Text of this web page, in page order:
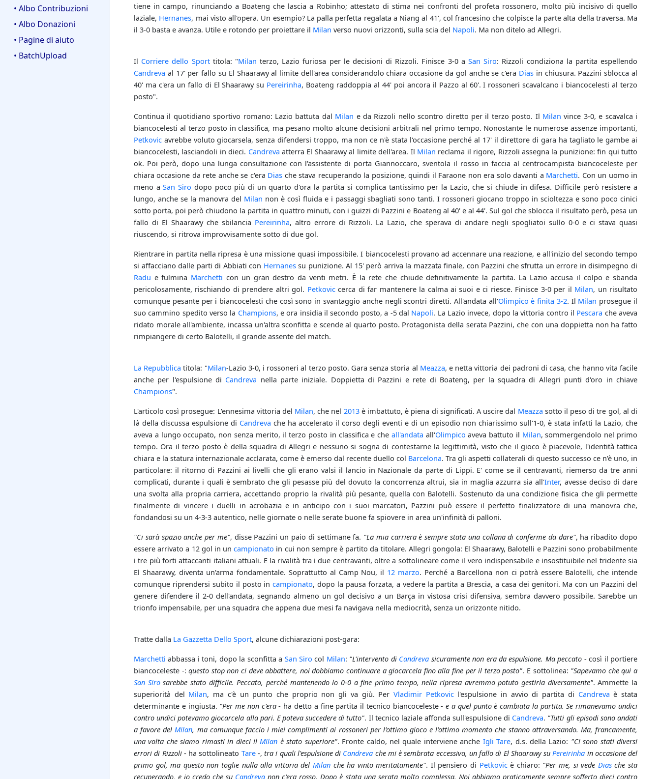
• Albo Contribuzioni
• Albo Donazioni
• Pagine di aiuto
• BatchUpload
tiene in campo, rinunciando a Boateng che lascia a Robinho; attestato di stima nei confronti del profeta rossonero, molto più incisivo di quello
laziale, Hernanes, mai visto all'opera. Un esempio? La palla perfetta regalata a Niang al 41', col francesino che colpisce la parte alta della traversa. Ma
il 3-0 basta e avanza. Utile e rotondo per proiettare il Milan verso nuovi orizzonti, sulla scia del Napoli. Ma non ditelo ad Allegri.
Il Corriere dello Sporttitola: "Milan terzo, Lazio furiosa per le decisioni di Rizzoli. Finisce 3-0 a San Siro: Rizzoli condiziona la partita espellendo
Candreva al 17' per fallo su El Shaarawy al limite dell'area considerandolo chiara occasione da gol anche se c'era Dias in chiusura. Pazzini sblocca al
40' ma c'era un fallo di El Shaarawy su Pereirinha, Boateng raddoppia al 44' poi ancora il Pazzo al 60'. I rossoneri scavalcano i biancocelesti al terzo
posto".
Continua il quotidiano sportivo romano: Lazio battuta dal Milan e da Rizzoli nello scontro diretto per il terzo posto. Il Milan vince 3-0, e scavalca i
biancocelesti al terzo posto in classifica, ma pesano molto alcune decisioni arbitrali nel primo tempo. Nonostante le numerose assenze importanti,
Petkovic avrebbe voluto giocarsela, senza difendersi troppo, ma non ce n'è stata l'occasione perché al 17' il direttore di gara ha tagliato le gambe ai
biancocelesti, lasciandoli in dieci. Candreva atterra El Shaarawy al limite dell'area. Il Milan reclama il rigore, Rizzoli assegna la punizione: fin qui tutto
ok. Poi però, dopo una lunga consultazione con l'assistente di porta Giannoccaro, sventola il rosso in faccia al centrocampista biancoceleste per
chiara occasione da rete anche se c'era Dias che stava recuperando la posizione, quindi il Faraone non era solo davanti a Marchetti. Con un uomo in
meno aSan Siro dopo poco più di un quarto d'ora la partita si complica tantissimo per la Lazio, che si chiude in difesa. Difficile però resistere a
lungo, anche se la manovra del Milan non è così fluida e i passaggi sbagliati sono tanti. I rossoneri giocano troppo in scioltezza e sono poco cinici
sotto porta, poi però chiudono la partita in quattro minuti, con i guizzi di Pazzini e Boateng al 40' e al 44'. Sul gol che sblocca il risultato però, pesa un
fallo di El Shaarawy che sbilancia Pereirinha, altro errore di Rizzoli. La Lazio, che sperava di andare negli spogliatoi sullo 0-0 e ci stava quasi
riuscendo, si ritrova improvvisamente sotto di due gol.
Rientrare in partita nella ripresa è una missione quasi impossibile. I biancocelesti provano ad accennare una reazione, e all'inizio del secondo tempo
si affacciano dalle parti di Abbiati con Hernanessu punizione. Al 15' però arriva la mazzata finale, con Pazzini che sfrutta un errore in disimpegno di
Radu e fulmina Marchetti con un gran destro da venti metri. È la rete che chiude definitivamente la partita. La Lazio accusa il colpo e sbanda
pericolosamente, rischiando di prendere altri gol. Petkoviccerca di far mantenere la calma ai suoi e ci riesce. Finisce 3-0 per il Milan, un risultato
comunque pesante per i biancocelesti che così sono in svantaggio anche negli scontri diretti. All'andata all'Olimpico è finita 3-2. Il Milan prosegue il
suo cammino spedito verso la Champions, e ora insidia il secondo posto, a -5 dal Napoli. La Lazio invece, dopo la vittoria contro il Pescara che aveva
ridato morale all'ambiente, incassa un'altra sconfitta e scende al quarto posto. Protagonista della serata Pazzini, che con una doppietta non ha fatto
rimpiangere di certo Balotelli, il grande assente del match.
La Repubblica titola: "Milan-Lazio 3-0, i rossoneri al terzo posto. Gara senza storia al Meazza, e netta vittoria dei padroni di casa, che hanno vita facile
anche per l'espulsione di Candreva nella parte iniziale. Doppietta di Pazzini e rete di Boateng, per la squadra di Allegri punti d'oro in chiave
Champions".
L'articolo così prosegue: L'ennesima vittoria del Milan, che nel 2013è imbattuto, è piena di significati. A uscire dal Meazza sotto il peso di tre gol, al di
là della discussa espulsione di Candreva che ha accelerato il corso degli eventi e di un episodio non chiarissimo sull'1-0, è stata infatti la Lazio, che
aveva a lungo occupato, non senza merito, il terzo posto in classifica e che all'andata all'Olimpico aveva battuto il Milan, sommergendolo nel primo
tempo. Ora il terzo posto è della squadra di Allegri e nessuno si sogna di contestarne la legittimità, visto che il gioco è piacevole, l'identità tattica
chiara e la statura internazionale acclarata, come è emerso dal recente duello col Barcelona. Tra gli aspetti collaterali di questo successo ce n'è uno, in
particolare: il ritorno di Pazzini ai livelli che gli erano valsi il lancio in Nazionale da parte di Lippi. E' come se il centravanti, riemerso da tre anni
complicati, durante i quali è sembrato che gli pesasse più del dovuto la concorrenza altrui, sia in maglia azzurra sia all'Inter, avesse deciso di dare
una svolta alla propria carriera, accettando proprio la rivalità più pesante, quella con Balotelli. Sostenuto da una condizione fisica che gli permette
finalmente di vincere i duelli in acrobazia e in anticipo con i suoi marcatori, Pazzini può essere il perfetto finalizzatore di una manovra che,
fondandosi su un 4-3-3 autentico, nelle giornate o nelle serate buone fa spiovere in area un'infinità di palloni.
"Ci sarà spazio anche per me", disse Pazzini un paio di settimane fa. "La mia carriera è sempre stata una collana di conferme da dare", ha ribadito dopo
essere arrivato a 12 gol in uncampionato in cui non sempre è partito da titolare. Allegri gongola: El Shaarawy, Balotelli e Pazzini sono probabilmente
i tre più forti attaccanti italiani attuali. E la rivalità tra i due centravanti, oltre a sottolineare come il vero indispensabile e insostituibile nel tridente sia
El Shaarawy, diventa un'arma fondamentale. Soprattutto al Camp Nou, il 12 marzo. Perché a Barcellona non ci potrà essere Balotelli, che intende
comunque riprendersi subito il posto incampionato, dopo la pausa forzata, a vedere la partita a Brescia, a casa dei genitori. Ma con un Pazzini del
genere difendere il 2-0 dell'andata, segnando almeno un gol decisivo a un Barça in vistosa crisi difensiva, sembra davvero possibile. Sarebbe un
trionfo impensabile, per una squadra che appena due mesi fa navigava nella mediocrità, senza un orizzonte nitido.
Tratte dalla La Gazzetta Dello Sport, alcune dichiarazioni post-gara:
Marchetti abbassa i toni, dopo la sconfitta a San Siro col Milan: "L'intervento di Candreva sicuramente non era da espulsione. Ma peccato - così il portiere
biancoceleste -:questo stop non ci deve abbattere, noi dobbiamo continuare a giocarcela fino alla fine per il terzo posto". E sottolinea: "Sapevamo che qui a
San Sirosarebbe stato difficile. Peccato, perché mantenendo lo 0-0 a fine primo tempo, nella ripresa avremmo potuto gestirla diversamente". Ammette la
superiorità del Milan, ma c'è un punto che proprio non gli va giù. Per Vladimir Petkovicl'espulsione in avvio di partita di Candreva è stata
determinante e ingiusta. "Per me non c'era- ha detto a fine partita il tecnico biancoceleste -e a quel punto è cambiata la partita. Se rimanevamo undici
contro undici potevamo giocarcela alla pari. E poteva succedere di tutto". Il tecnico laziale affonda sull'espulsione di Candreva. "Tutti gli episodi sono andati
a favore delMilan, ma comunque faccio i miei complimenti ai rossoneri per l'ottimo gioco e l'ottimo momento che stanno attraversando. Ma, francamente,
una volta che siamo rimasti in dieci ilMilan è stato superiore". Fronte caldo, nel quale interviene anche Igli Tare, d.s. della Lazio: "Ci sono stati diversi
errori di Rizzoli- ha sottolineato Tare -, tra i quali l'espulsione di Candreva che mi è sembrata eccessiva, un fallo di El Shaarawy suPereirinha in occasione del
primo gol, ma questo non toglie nulla alla vittoria del Milanche ha vinto meritatamente". Il pensiero di Petkovicè chiaro: "Per me, si vede Diasche sta
recuperando, e io credo che su Candreva non c'era rosso. Dopo è stata una serata molto complessa. Noi abbiamo praticamente sempre sofferto dieci contro